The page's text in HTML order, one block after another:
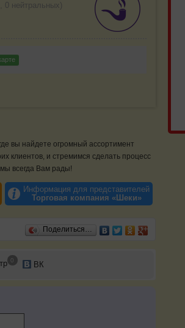
0 нейтральных )
вы найдете огромный ассортимент
клиентов, и стремимся сделать процесс
всегда Вам рады!
Информация для представителей
Торговая компания «Шеки»
Поделиться…
0 ВК